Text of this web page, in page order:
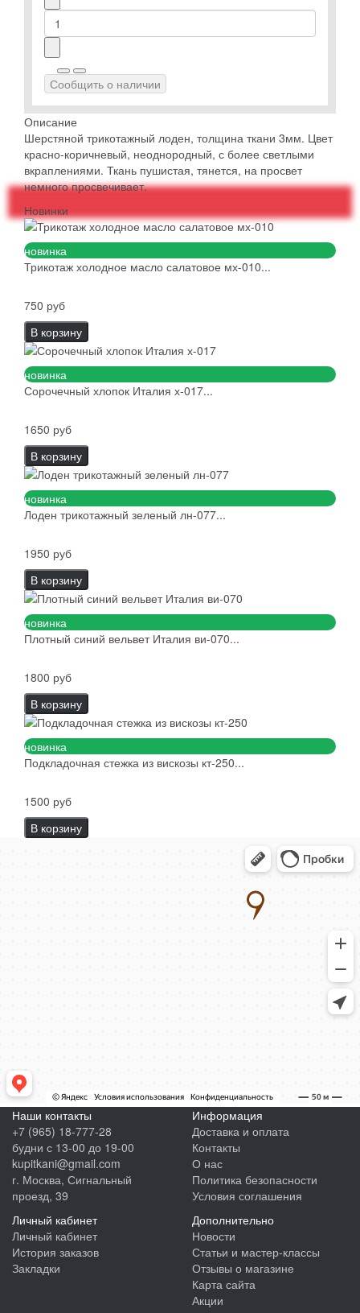
Сообщить о наличии
Описание
Шерстяной трикотажный лоден, толщина ткани 3мм. Цвет
красно-коричневый, неоднородный, с более светлыми
вкраплениями. Ткань пушистая, тянется, на просвет
немного просвечивает.
Новинки
новинка
Трикотаж холодное масло салатовое мх-010...
750 руб
В корзину
новинка
Сорочечный хлопок Италия х-017...
1650 руб
В корзину
новинка
Лоден трикотажный зеленый лн-077...
1950 руб
В корзину
новинка
Плотный синий вельвет Италия ви-070...
1800 руб
В корзину
новинка
Подкладочная стежка из вискозы кт-250...
1500 руб
В корзину
Наши контакты
+7 (965) 18-777-28
будни с 13-00 до 19-00
kupitkani@gmail.com
г. Москва, Сигнальный
проезд, 39
Информация
Доставка и оплата
Контакты
О нас
Политика безопасности
Условия соглашения
Личный кабинет
Личный кабинет
История заказов
Закладки
Дополнительно
Новости
Статьи и мастер-классы
Отзывы о магазине
Карта сайта
Акции